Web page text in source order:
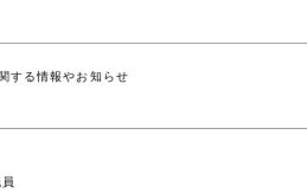
する情報やお知らせ